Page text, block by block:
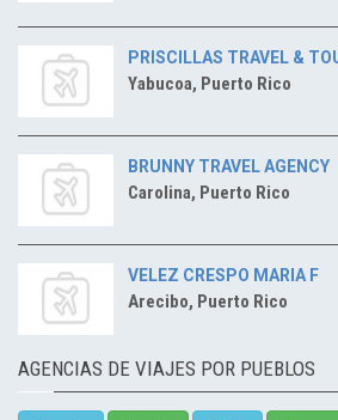
PRISCILLAS TRAVEL &
Yabucoa, Puerto Rico
BRUNNY TRAVEL AGENCY
Carolina, Puerto Rico
VELEZ CRESPO MARIA F
Arecibo, Puerto Rico
AGENCIAS DE VIAJES POR PUEBLOS